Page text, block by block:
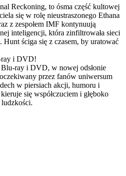
Reckoning, to ósma część kultowej
się w rolę nieustraszonego Ethana
z zespołem IMF kontynuują
inteligencji, która zinfiltrowała sieci
Hunt ściga się z czasem, by uratować
ray i DVD!
ray i DVD, w nowej odsłonie
przez fanów uniwersum
w piersiach akcji, humoru i
się współczuciem i głęboko